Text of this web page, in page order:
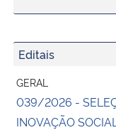
Editais
GERAL
039/2026 -
INOVAÇÃO